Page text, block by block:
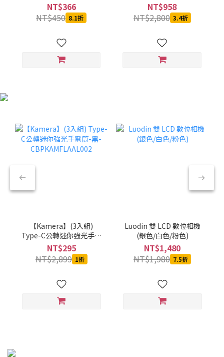
NT$366
NT$450 8.1折
NT$958
NT$2,800 3.4折
【Kamera】(3入組)
Type-C公轉迷你強光手電
筒-黑-CBPKAMFLAAL002
NT$295
NT$2,899 1折
Luodin 雙 LCD 數位相機
(銀色/白色/粉色)
NT$1,480
NT$1,980 7.5折